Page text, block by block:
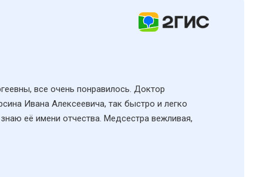
все очень понравилось. Доктор
Ивана Алексеевича, так быстро и легко
её имени отчества. Медсестра вежливая,